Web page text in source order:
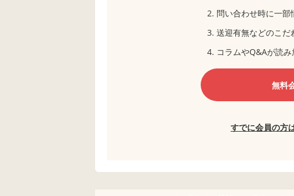
問い合わせ時に一部
送迎有無などのこだ
コラムやQ&Aが読み
無料
すでに会員の方